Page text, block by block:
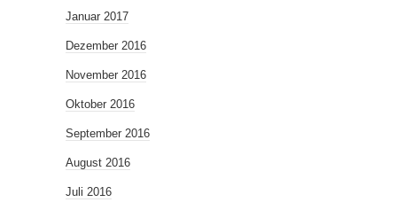
Januar 2017
Dezember 2016
November 2016
Oktober 2016
September 2016
August 2016
Juli 2016